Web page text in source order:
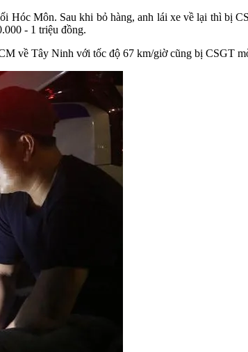
Hóc Môn. Sau khi bỏ hàng, anh lái xe về lại thì bị
- 1 triệu đồng.
về Tây Ninh với tốc độ 67 km/giờ cũng bị CSGT